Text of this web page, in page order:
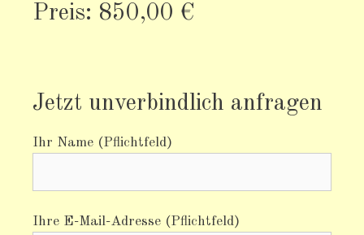
Preis: 850,00 €
Jetzt unverbindlich anfragen
Ihr Name (Pflichtfeld)
Ihre E-Mail-Adresse (Pflichtfeld)